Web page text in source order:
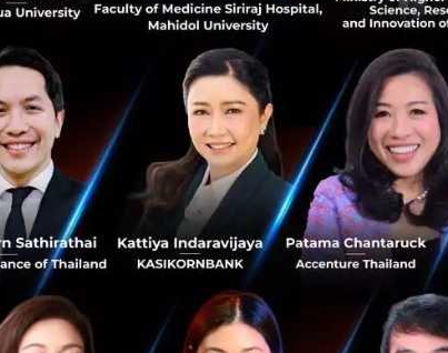
SCBS
No
RELATED ARTICLE
3
นวั